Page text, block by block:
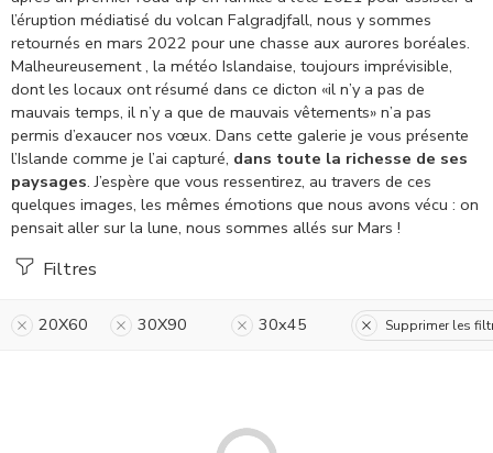
l’éruption médiatisé du volcan Falgradjfall, nous y sommes
retournés en mars 2022 pour une chasse aux aurores boréales.
Malheureusement , la météo Islandaise, toujours imprévisible,
dont les locaux ont résumé dans ce dicton «il n’y a pas de
mauvais temps, il n’y a que de mauvais vêtements» n’a pas
permis d’exaucer nos vœux. Dans cette galerie je vous présente
l’Islande comme je l’ai capturé, dans toute la richesse de ses
paysages. J’espère que vous ressentirez, au travers de ces
quelques images, les mêmes émotions que nous avons vécu : on
pensait aller sur la lune, nous sommes allés sur Mars !
Filtres
20X60 30X90 30x45 Supprimer les